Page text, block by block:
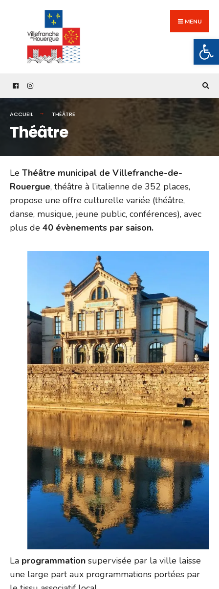
content
MENU
ACCUEIL THÉÂTRE
Théâtre
Le Théâtre municipal de Villefranche-de-
Rouergue, théâtre à l’italienne de 352 places,
propose une offre culturelle variée (théâtre,
danse, musique, jeune public, conférences), avec
plus de 40 évènements par saison.
La programmation supervisée par la ville laisse
une large part aux programmations portées par